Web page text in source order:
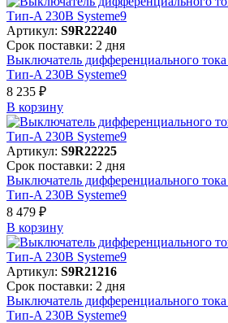
Артикул: S9R22240
Срок поставки: 2 дня
Выключатель дифференциального
Тип-A 230В Systeme9
8 235 ₽
В корзинy
Артикул: S9R22225
Срок поставки: 2 дня
Выключатель дифференциального
Тип-A 230В Systeme9
8 479 ₽
В корзинy
Артикул: S9R21216
Срок поставки: 2 дня
Выключатель дифференциального
Тип-A 230В Systeme9